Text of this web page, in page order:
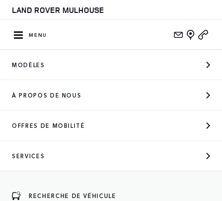
LAND ROVER MULHOUSE
MENU
MODÈLES
À PROPOS DE NOUS
OFFRES DE MOBILITÉ
SERVICES
RECHERCHE DE VÉHICULE
DES MARQUES SUIVANTES